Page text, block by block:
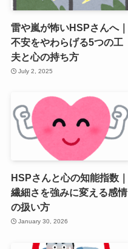
雷や嵐が怖いHSPさんへ｜
不安をやわらげる5つの工
夫と心の持ち方
July 2, 2025
HSPさんと心の知能指数｜
繊細さを強みに変える感情
の扱い方
January 30, 2026